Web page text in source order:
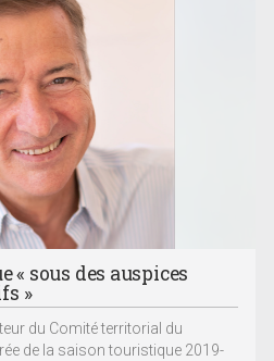
« sous des auspices
»
du Comité territorial du
de la saison touristique 2019-